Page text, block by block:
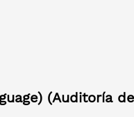
(Auditoría